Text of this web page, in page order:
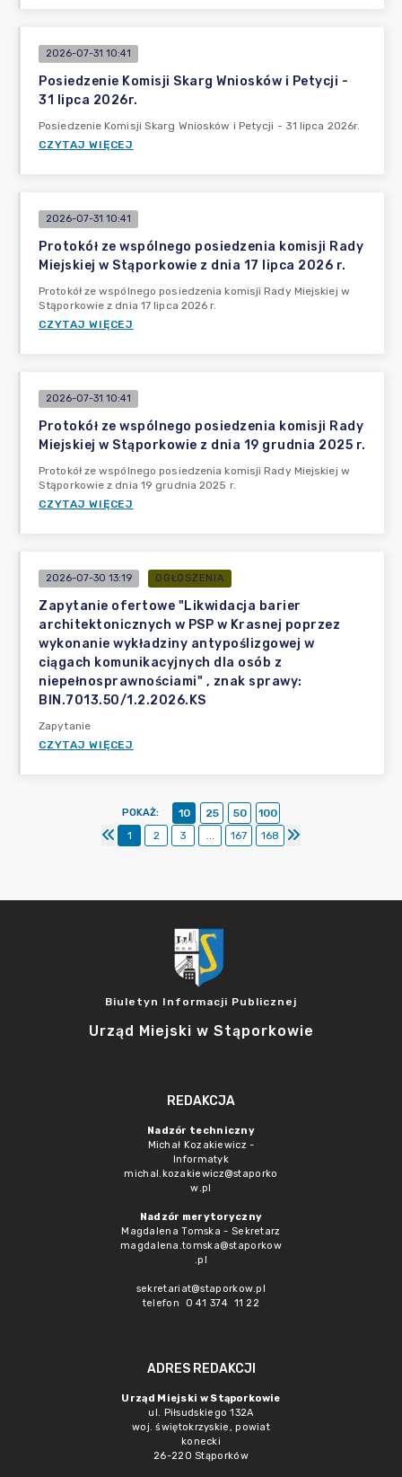
2026-07-31 10:41
Posiedzenie Komisji Skarg Wniosków i Petycji -
31 lipca 2026r.
Posiedzenie Komisji Skarg Wniosków i Petycji - 31 lipca 2026r.
CZYTAJ WIĘCEJ
2026-07-31 10:41
Protokół ze wspólnego posiedzenia komisji Rady
Miejskiej w Stąporkowie z dnia 17 lipca 2026 r.
Protokół ze wspólnego posiedzenia komisji Rady Miejskiej w
Stąporkowie z dnia 17 lipca 2026 r.
CZYTAJ WIĘCEJ
2026-07-31 10:41
Protokół ze wspólnego posiedzenia komisji Rady
Miejskiej w Stąporkowie z dnia 19 grudnia 2025 r.
Protokół ze wspólnego posiedzenia komisji Rady Miejskiej w
Stąporkowie z dnia 19 grudnia 2025 r.
CZYTAJ WIĘCEJ
2026-07-30 13:19 OGŁOSZENIA
Zapytanie ofertowe "Likwidacja barier
architektonicznych w PSP w Krasnej poprzez
wykonanie wykładziny antypoślizgowej w
ciągach komunikacyjnych dla osób z
niepełnosprawnościami" , znak sprawy:
BIN.7013.50/1.2.2026.KS
Zapytanie
CZYTAJ WIĘCEJ
POKAŻ: 10 25 50
100
1
2 3 ... 167 168
Biuletyn Informacji Publicznej
Urząd Miejski w Stąporkowie
REDAKCJA
Nadzór techniczny
Michał Kozakiewicz -
Informatyk
michal.kozakiewicz@staporko
w.pl
Nadzór merytoryczny
Magdalena Tomska - Sekretarz
magdalena.tomska@staporkow
.pl
sekretariat@staporkow.pl
telefon 0 41 374 11 22
ADRES REDAKCJI
Urząd Miejski w Stąporkowie
ul. Piłsudskiego 132A
woj. świętokrzyskie, powiat
konecki
26-220 Stąporków